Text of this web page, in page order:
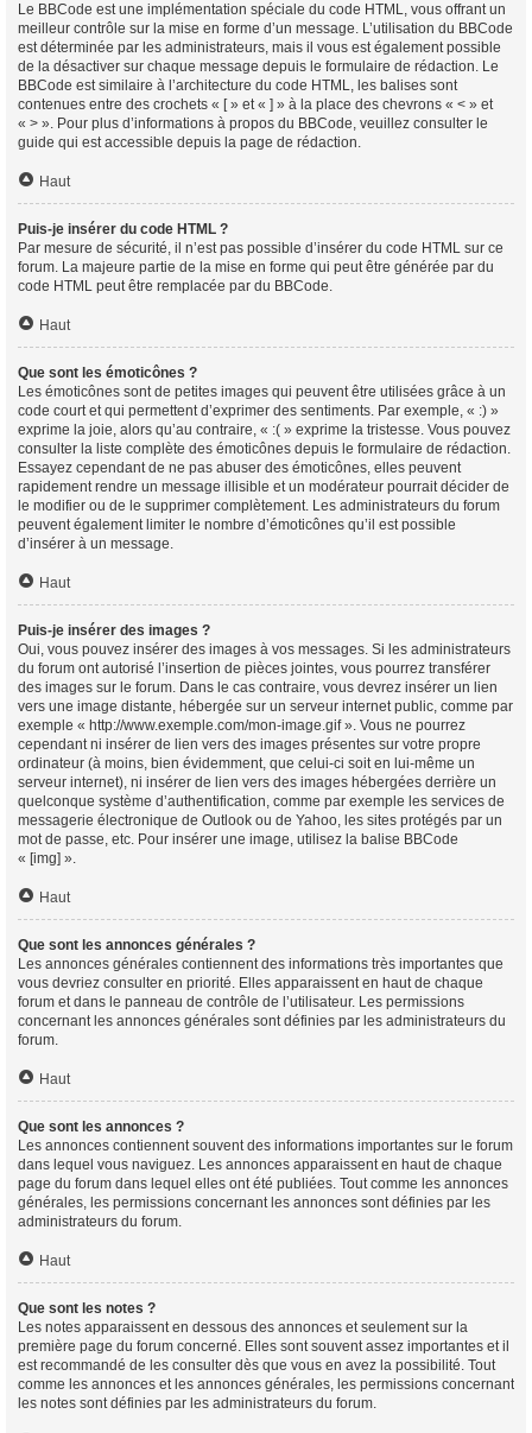
Le BBCode est une implémentation spéciale du code HTML, vous offrant un
meilleur contrôle sur la mise en forme d’un message. L’utilisation du BBCode
est déterminée par les administrateurs, mais il vous est également possible
de la désactiver sur chaque message depuis le formulaire de rédaction. Le
BBCode est similaire à l’architecture du code HTML, les balises sont
contenues entre des crochets « [ » et « ] » à la place des chevrons « < » et
« > ». Pour plus d’informations à propos du BBCode, veuillez consulter le
guide qui est accessible depuis la page de rédaction.
Haut
Puis-je insérer du code HTML ?
Par mesure de sécurité, il n’est pas possible d’insérer du code HTML sur ce
forum. La majeure partie de la mise en forme qui peut être générée par du
code HTML peut être remplacée par du BBCode.
Haut
Que sont les émoticônes ?
Les émoticônes sont de petites images qui peuvent être utilisées grâce à un
code court et qui permettent d’exprimer des sentiments. Par exemple, « :) »
exprime la joie, alors qu’au contraire, « :( » exprime la tristesse. Vous pouvez
consulter la liste complète des émoticônes depuis le formulaire de rédaction.
Essayez cependant de ne pas abuser des émoticônes, elles peuvent
rapidement rendre un message illisible et un modérateur pourrait décider de
le modifier ou de le supprimer complètement. Les administrateurs du forum
peuvent également limiter le nombre d’émoticônes qu’il est possible
d’insérer à un message.
Haut
Puis-je insérer des images ?
Oui, vous pouvez insérer des images à vos messages. Si les administrateurs
du forum ont autorisé l’insertion de pièces jointes, vous pourrez transférer
des images sur le forum. Dans le cas contraire, vous devrez insérer un lien
vers une image distante, hébergée sur un serveur internet public, comme par
exemple « http://www.exemple.com/mon-image.gif ». Vous ne pourrez
cependant ni insérer de lien vers des images présentes sur votre propre
ordinateur (à moins, bien évidemment, que celui-ci soit en lui-même un
serveur internet), ni insérer de lien vers des images hébergées derrière un
quelconque système d’authentification, comme par exemple les services de
messagerie électronique de Outlook ou de Yahoo, les sites protégés par un
mot de passe, etc. Pour insérer une image, utilisez la balise BBCode
« [img] ».
Haut
Que sont les annonces générales ?
Les annonces générales contiennent des informations très importantes que
vous devriez consulter en priorité. Elles apparaissent en haut de chaque
forum et dans le panneau de contrôle de l’utilisateur. Les permissions
concernant les annonces générales sont définies par les administrateurs du
forum.
Haut
Que sont les annonces ?
Les annonces contiennent souvent des informations importantes sur le forum
dans lequel vous naviguez. Les annonces apparaissent en haut de chaque
page du forum dans lequel elles ont été publiées. Tout comme les annonces
générales, les permissions concernant les annonces sont définies par les
administrateurs du forum.
Haut
Que sont les notes ?
Les notes apparaissent en dessous des annonces et seulement sur la
première page du forum concerné. Elles sont souvent assez importantes et il
est recommandé de les consulter dès que vous en avez la possibilité. Tout
comme les annonces et les annonces générales, les permissions concernant
les notes sont définies par les administrateurs du forum.